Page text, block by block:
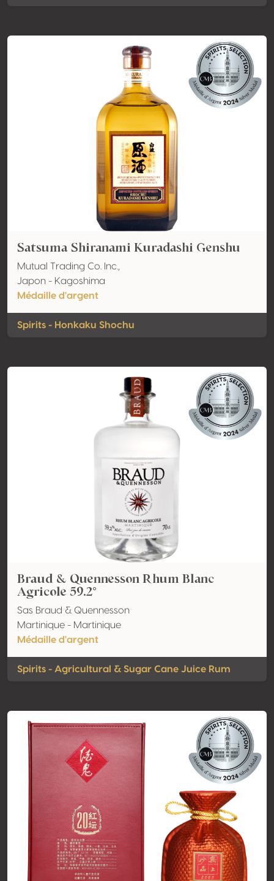
Satsuma Shiranami Kuradashi Genshu
Mutual Trading Co. Inc.,
Japon - Kagoshima
Médaille d'argent
Spirits - Honkaku Shochu
Braud & Quennesson Rhum Blanc
Agricole 59.2°
Sas Braud & Quennesson
Martinique - Martinique
Médaille d'argent
Spirits - Agricultural & Sugar Cane Juice Rum